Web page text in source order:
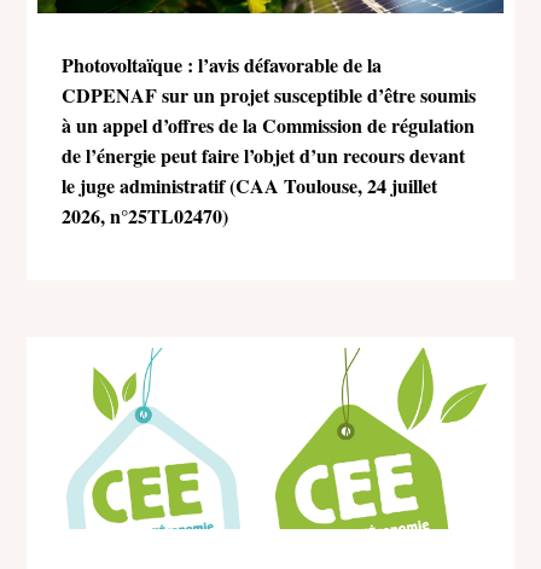
Photovoltaïque : l’avis défavorable de la
CDPENAF sur un projet susceptible d’être soumis
à un appel d’offres de la Commission de régulation
de l’énergie peut faire l’objet d’un recours devant
le juge administratif (CAA Toulouse, 24 juillet
2026, n°25TL02470)